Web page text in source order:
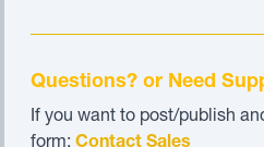
Questions? or Need
If you want to post/publish